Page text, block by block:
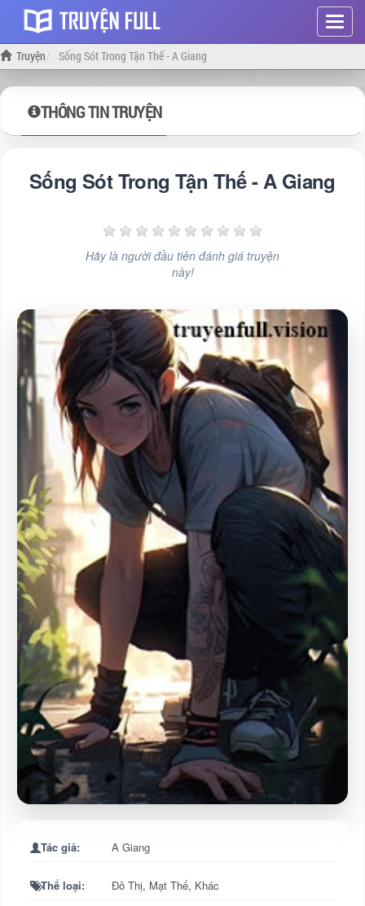
Hiện
menu
Truyện Sống Sót Trong Tận Thế - A Giang
THÔNG TIN TRUYỆN
Sống Sót Trong Tận Thế - A Giang
Hãy là người đầu tiên đánh giá truyện
này!
Tác giả: A Giang
Thể loại: Đô Thị, Mạt Thế, Khác